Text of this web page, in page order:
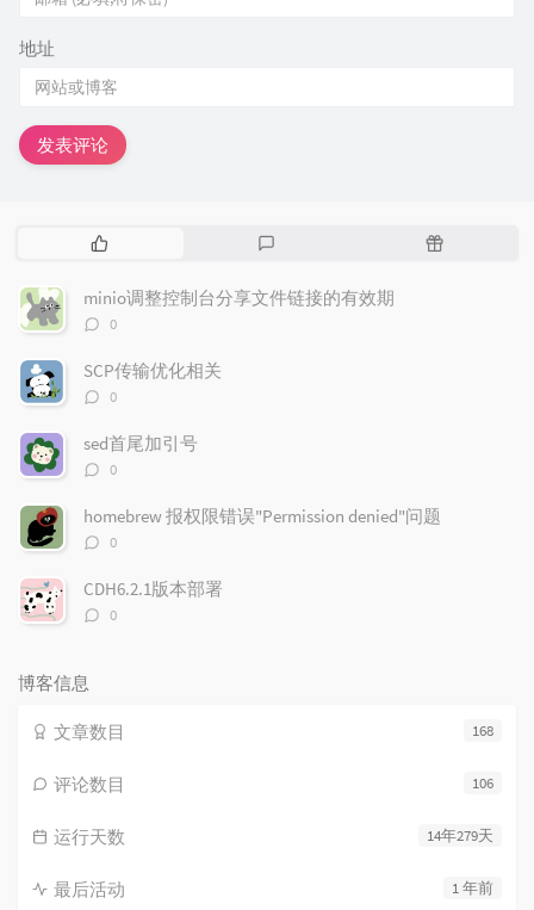
地址
发表评论
热
文
章
评
随
minio调整控制台分享文件链接的有效期
评
数：
0
SCP传输优化相关
评
数：
0
sed首尾加引号
评
数：
0
homebrew 报权限错误"Permission denied"问题
评
数：
0
CDH6.2.1版本部署
评
0
博客信息
168
文章数目
106
评论数目
14年279天
运行天数
1 年前
最后活动